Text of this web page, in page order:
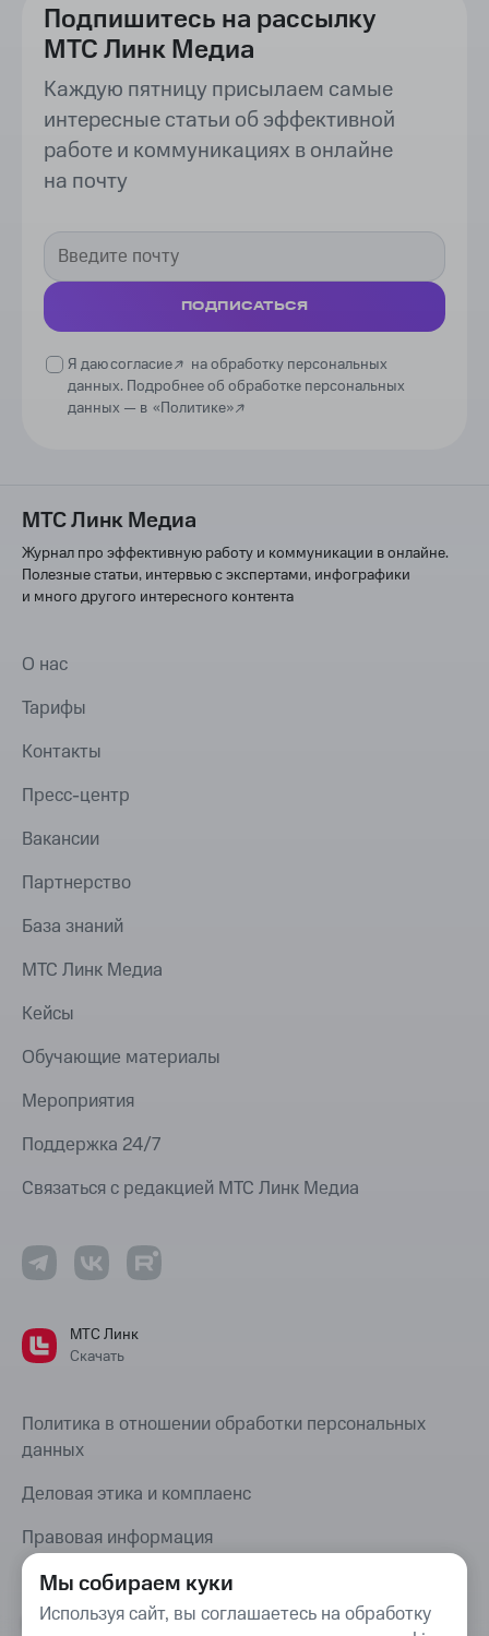
Мы собираем куки
Используя сайт, вы соглашаетесь на обработку
Подпишитесь на рассылку
МТС Линк Медиа
Каждую пятницу присылаем самые
интересные статьи об эффективной
работе и коммуникациях в онлайне
на почту
ПОДПИСАТЬСЯ
Я даюсогласие
на обработку персональных
данных. Подробнее об обработке персональных
данных — в «Политике»
МТС Линк Медиа
Журнал про эффективную работу и коммуникации в онлайне.
Полезные статьи, интервью с экспертами, инфографики
и много другого интересного контента
О нас
Тарифы
Контакты
Пресс-центр
Вакансии
Партнерство
База знаний
МТС Линк Медиа
Кейсы
Обучающие материалы
Мероприятия
Поддержка 24/7
Связаться с редакцией МТС Линк Медиа
МТС Линк
Скачать
Политика в отношении обработки персональных
данных
Деловая этика и комплаенс
Правовая информация
Карта сайта
Bug Bounty